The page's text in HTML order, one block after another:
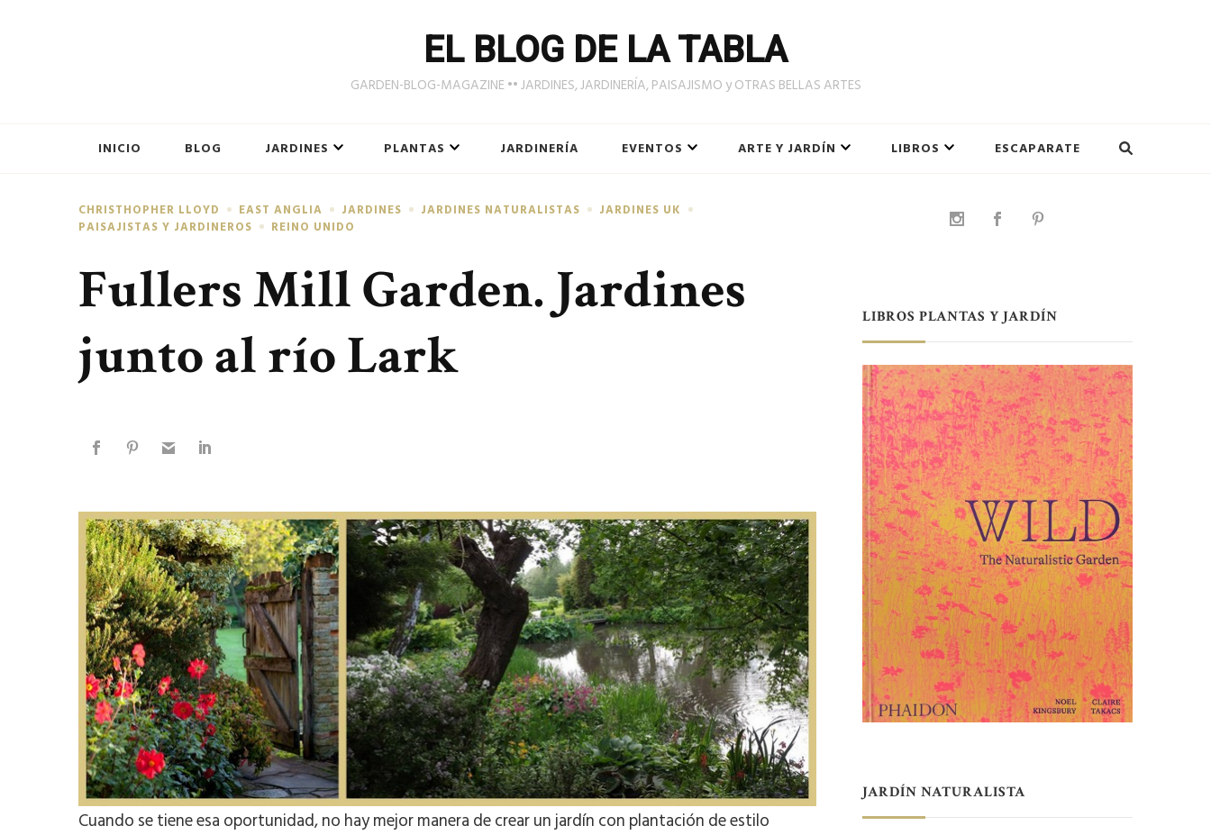
EL BLOG DE LA TABLA
GARDEN-BLOG-MAGAZINE •• JARDINES, JARDINERÍA, PAISAJISMO y OTRAS BELLAS ARTES
INICIO BLOG JARDINES PLANTAS JARDINERÍA EVENTOS ARTE Y JARDÍN LIBROS ESCAPARATE
CHRISTHOPHER LLOYD EAST ANGLIA JARDINES JARDINES NATURALISTAS
JARDINES UK
PAISAJISTAS Y JARDINEROS
REINO UNIDO
Fullers Mill Garden. Jardines
junto al río Lark
Cuando se tiene esa oportunidad, no hay mejor manera de crear un jardín con plantación de estilo
LIBROS PLANTAS Y JARDÍN
JARDÍN NATURALISTA